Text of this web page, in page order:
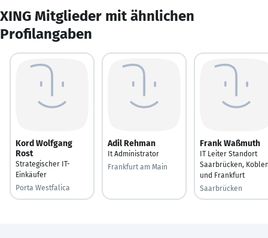
XING Mitglieder mit ähnlichen
Profilangaben
Kord Wolfgang
Rost
Strategischer IT-
Einkäufer
Porta Westfalica
Adil Rehman
It Administrator
Frankfurt am Main
Frank Waßmuth
IT Leiter Standort
Saarbrücken,
und Frankfurt
Saarbrücken